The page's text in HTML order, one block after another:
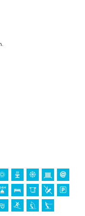
Loreto, Puerto, Xàbia),
(Pueblo de Xàbia) y
5 kilómetros del
25 kilómetros del
piragüismo,
acuático (a menos de
Dénia) (a menos de 10